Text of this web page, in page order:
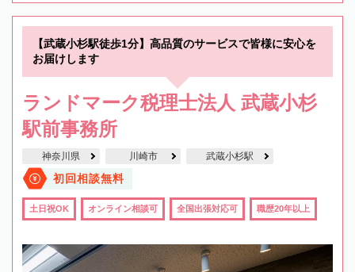
【武蔵小杉駅徒歩1分】高品質のサービスで皆様に安心を
お届けします
ランドマーク税理士法人 武蔵小杉
駅前事務所
神奈川県 川崎市 武蔵小杉駅
初回相談無料
土日祝OK オンライン相談可 全国出張対応可 職歴20年以上